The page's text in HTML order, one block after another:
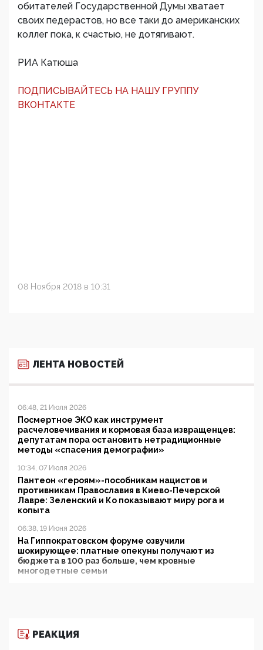
обитателей Государственной Думы хватает
своих педерастов, но все таки до американских
коллег пока, к счастью, не дотягивают.
РИА Катюша
ПОДПИСЫВАЙТЕСЬ НА НАШУ ГРУППУ
ВКОНТАКТЕ
08 Ноября 2018 в 10:31
ЛЕНТА НОВОСТЕЙ
06:48, 21 Июля 2026
Посмертное ЭКО как инструмент
расчеловечивания и кормовая база извращенцев:
депутатам пора остановить нетрадиционные
методы «спасения демографии»
10:34, 07 Июля 2026
Пантеон «героям»-пособникам нацистов и
противникам Православия в Киево-Печерской
Лавре: Зеленский и Ко показывают миру рога и
копыта
06:38, 19 Июня 2026
На Гиппократовском форуме озвучили
шокирующее: платные опекуны получают из
бюджета в 100 раз больше, чем кровные
многодетные семьи
11:53, 09 Июня 2026
РЕАКЦИЯ